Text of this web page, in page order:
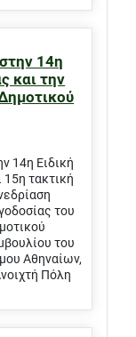
14η
και την
14η Ειδική
15η τακτική
του
του
Αθηναίων,
Πόλη